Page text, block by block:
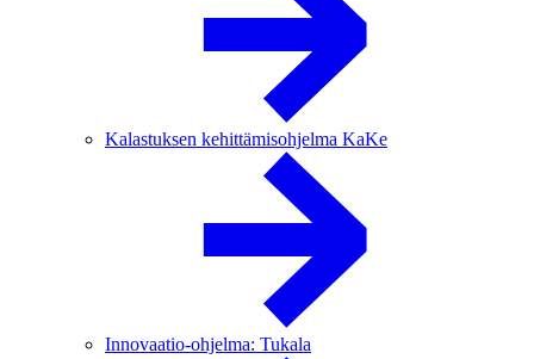
Kalastuksen kehittämisohjelma KaKe
Innovaatio-ohjelma: Tukala